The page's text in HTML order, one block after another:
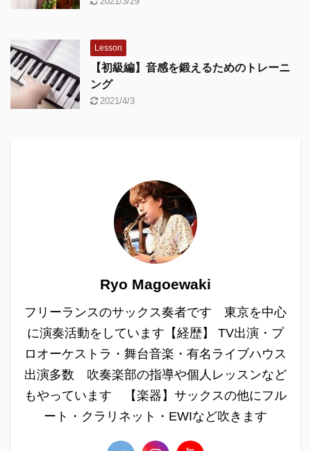
Lesson
【初級編】音感を鍛えるためのトレーニ
ング
2021/4/3
Ryo Magoewaki
フリーランスのサックス奏者です 東京を中心
に演奏活動をしています【経歴】 TV出演・プ
ロオーケストラ・舞台音楽・有名ライブハウス
出演多数 吹奏楽部の指導や個人レッスンなど
もやっています 【楽器】サックスの他にフル
ート・クラリネット・EWIなど吹きます